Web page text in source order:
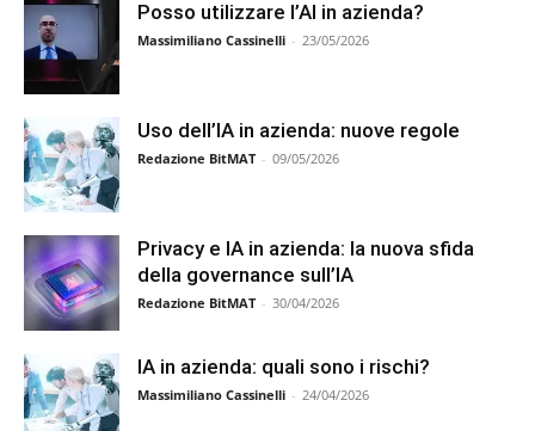
Posso utilizzare l’AI in azienda?
Massimiliano Cassinelli - 23/05/2026
Uso dell’IA in azienda: nuove regole
Redazione BitMAT - 09/05/2026
Privacy e IA in azienda: la nuova sfida
della governance sull’IA
Redazione BitMAT - 30/04/2026
IA in azienda: quali sono i rischi?
Massimiliano Cassinelli - 24/04/2026